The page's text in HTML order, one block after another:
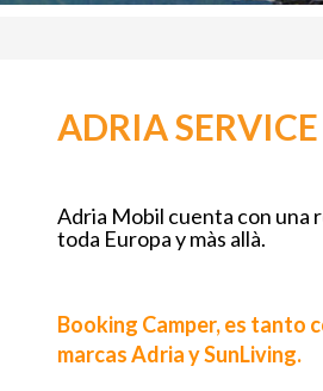
ADRIA SERVICE
Adria Mobil cuenta con una
toda Europa y màs allà.
Booking Camper, es tanto
marcas Adria y SunLiving.